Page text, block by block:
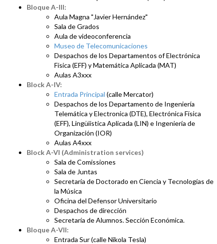
Bloque A-III:
Aula Magna "Javier Hernández"
Sala de Grados
Aula de videoconferencia
Museo de Telecomunicaciones
Despachos de los Departamentos of Electrónica
Física (EFF) y Matemática Aplicada (MAT)
Aulas A3xxx
Block A-IV:
Entrada Principal (calle Mercator)
Despachos de los Departamento de Ingeniería
Telemática y Electronica (DTE), Electrónica Física
(EFF), Lingüiística Aplicada (LIN) e Ingeniería de
Organización (IOR)
Aulas A4xxx
Block A-VI (Administration services)
Sala de Comissiones
Sala de Juntas
Secretaría de Doctorado en Ciencia y Tecnologías de
la Música
Oficina del Defensor Universitario
Despachos de dirección
Secretaría de Alumnos. Sección Económica.
Bloque A-VII:
Entrada Sur (calle Nikola Tesla)